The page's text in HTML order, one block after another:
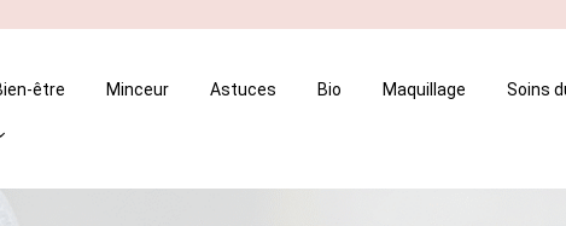
être Minceur Astuces Bio Maquillage Soins